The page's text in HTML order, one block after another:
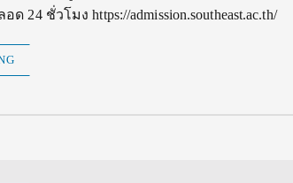
24 ชั่วโมง https://admission.southeast.ac.th/